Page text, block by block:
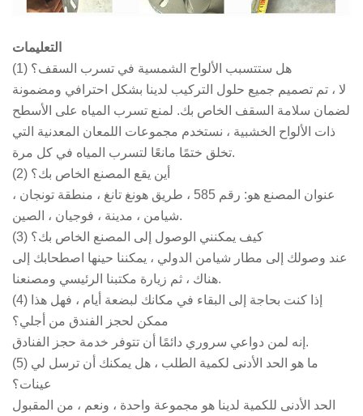
التعليمات
(1) هل ستتسبب الألواح الشمسية في تسرب السقف؟
لا ، تم تصميم جميع حلول التركيب لدينا بشكل احترافي ومضمونة
لضمان سلامة السقف الخاص بك. لمنع تسرب المياه على الأسطح
ذات الألواح الخشبية ، نستخدم مجموعات اللمعان المعدنية التي
تخلق ختمًا مانعًا لتسرب المياه في كل مرة.
(2) أين يقع المصنع الخاص بك؟
عنوان المصنع هو: رقم 585 ، طريق هونغ تانغ ، منطقة تونجان ،
شيامن ، مدينة ، فوجيان ، الصين.
(3) كيف يمكنني الوصول إلى المصنع الخاص بك؟
عند وصولك إلى مطار شيامن الدولي ، يمكننا حينها اصطحابك إلى
هناك ، ثم زيارة مكتبنا الرئيسي ومصنعنا.
(4) إذا كنت بحاجة إلى البقاء في مكانك لبضعة أيام ، فهل هذا
ممكن لحجز الفندق من أجلي؟
إنه لمن دواعي سروري دائمًا أن تتوفر خدمة حجز الفنادق.
(5) ما هو الحد الأدنى لكمية الطلب ، هل يمكنك أن ترسل لي
عينات؟
الحد الأدنى للكمية لدينا هو مجموعة واحدة ، ونعم ، من المقبول